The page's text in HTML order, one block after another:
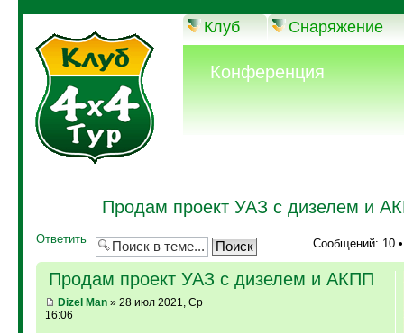
Клуб Снаряжение
Конференция
Продам проект УАЗ с дизелем и
Ответить Сообщений: 10
Продам проект УАЗ с дизелем и АКПП
Dizel Man» 28 июл 2021, Ср
16:06